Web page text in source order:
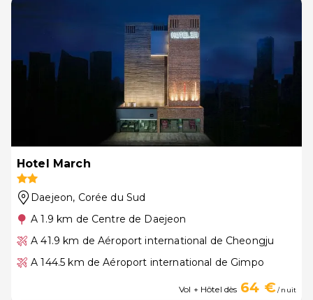
Hotel March
Daejeon, Corée du Sud
A 1.9 km de Centre de Daejeon
A 41.9 km de Aéroport international de Cheongju
A 144.5 km de Aéroport international de Gimpo
Vol + Hôtel dès 64 €/ nuit